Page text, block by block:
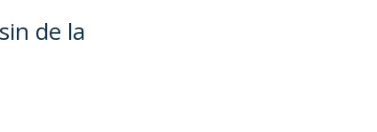
de la